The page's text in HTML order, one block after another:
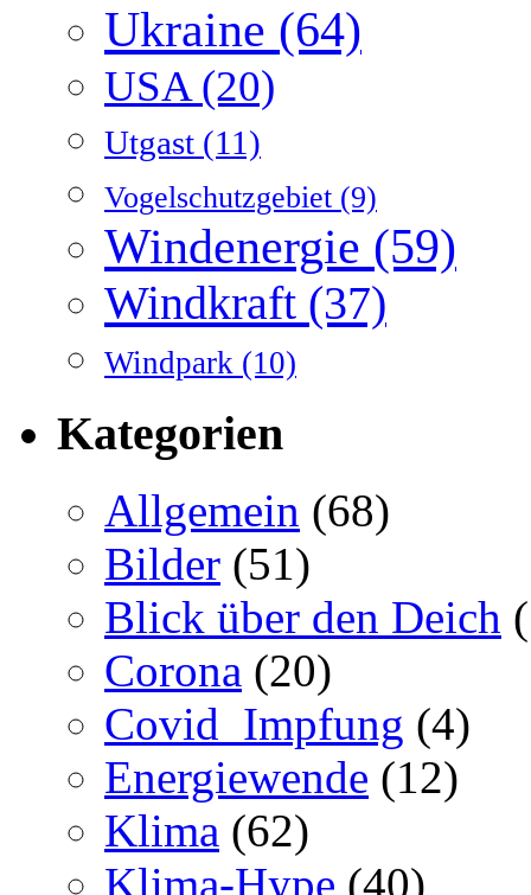
Ukraine (64)
USA(20)
Utgast (11)
Vogelschutzgebiet (9)
Windenergie (59)
Windkraft (37)
Windpark (10)
Kategorien
Allgemein (68)
Bilder (51)
Blick über den Deich
Corona (20)
Covid_Impfung (4)
Energiewende (12)
Klima (62)
Klima-Hype (40)